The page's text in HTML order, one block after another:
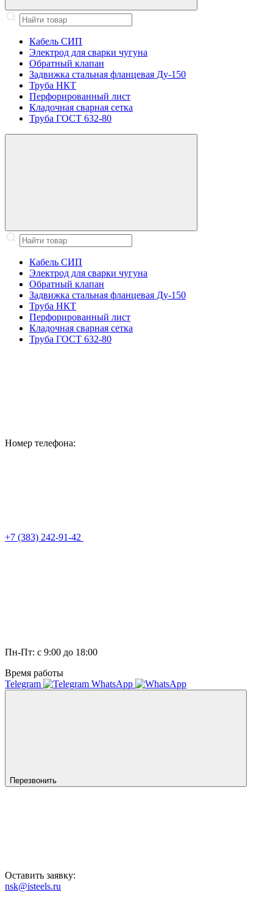
Кабель СИП
Электрод для сварки чугуна
Обратный клапан
Задвижка стальная фланцевая Ду-150
Труба НКТ
Перфорированный лист
Кладочная сварная сетка
Труба ГОСТ 632-80
Кабель СИП
Электрод для сварки чугуна
Обратный клапан
Задвижка стальная фланцевая Ду-150
Труба НКТ
Перфорированный лист
Кладочная сварная сетка
Труба ГОСТ 632-80
Номер телефона:
+7 (383) 242-91-42
Пн-Пт: с 9:00 до 18:00
Время работы
Telegram
WhatsApp
Перезвонить
Оставить заявку:
nsk@isteels.ru